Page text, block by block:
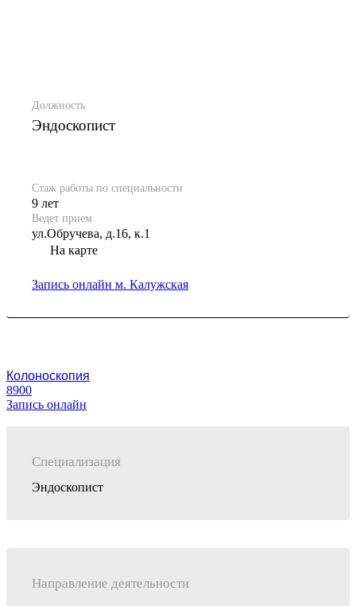
Должность
Эндоскопист
Стаж работы по специальности
9 лет
Ведет прием
ул.Обручева, д.16, к.1
На карте
Запись онлайн м. Калужская
Колоноскопия
8900
Запись онлайн
Специализация
Эндоскопист
Направление деятельности